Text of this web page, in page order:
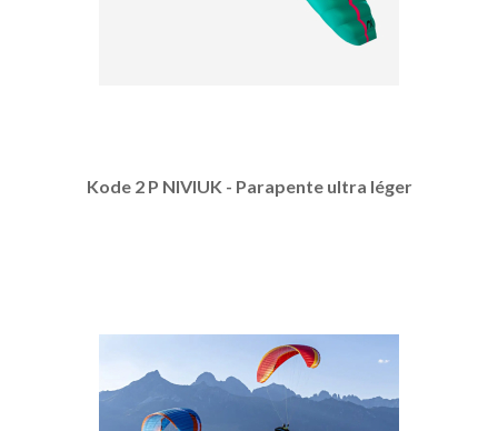
Kode 2 P NIVIUK - Parapente ultra léger